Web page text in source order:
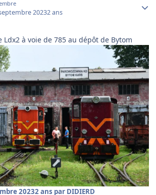
20232 ans
Ldx2 à voie de 785 au dépôt de Bytom
20232 ans par DIDIERD